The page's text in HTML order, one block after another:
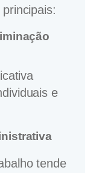
e
tende